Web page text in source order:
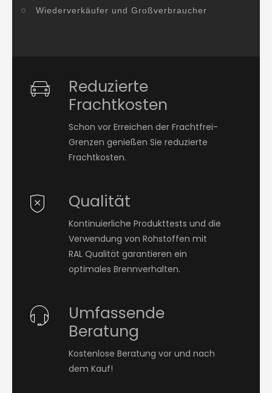
Wiederverkäufer und Großverbraucher
Reduzierte
Frachtkosten
Schon vor Erreichen der Frachtfrei-
Grenzen genießen Sie reduzierte
Frachtkosten.
Qualität
Kontinuierliche Produkttests und die
Verwendung von Rohstoffen mit
RAL Qualität garantieren ein
optimales Brennverhalten.
Umfassende
Beratung
Kostenlose Beratung vor und nach
dem Kauf!